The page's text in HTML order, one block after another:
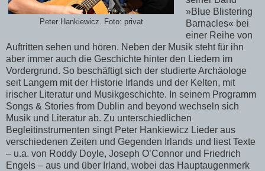
Peter Hankiewicz. Foto: privat
»Blue Blistering
Barnacles« bei
einer Reihe von
Auftritten sehen und hören. Neben der Musik steht für ihn
aber immer auch die Geschichte hinter den Liedern im
Vordergrund. So beschäftigt sich der studierte Archäologe
seit Langem mit der Historie Irlands und der Kelten, mit
irischer Literatur und Musikgeschichte. In seinem Programm
Songs & Stories from Dublin and beyond wechseln sich
Musik und Literatur ab. Zu unterschiedlichen
Begleitinstrumenten singt Peter Hankiewicz Lieder aus
verschiedenen Zeiten und Gegenden Irlands und liest Texte
– u.a. von Roddy Doyle, Joseph O’Connor und Friedrich
Engels – aus und über Irland, wobei das Hauptaugenmerk